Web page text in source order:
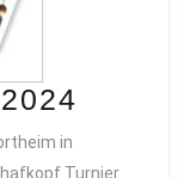
Turnier